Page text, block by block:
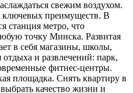
свежим воздухом.
ключевых преимуществ. В
станция метро, что
точку Минска. Развитая
в себя магазины, школы,
и развлечений: парк,
фитнес-центры.
площадка. Снять квартиру в
качество жизни и